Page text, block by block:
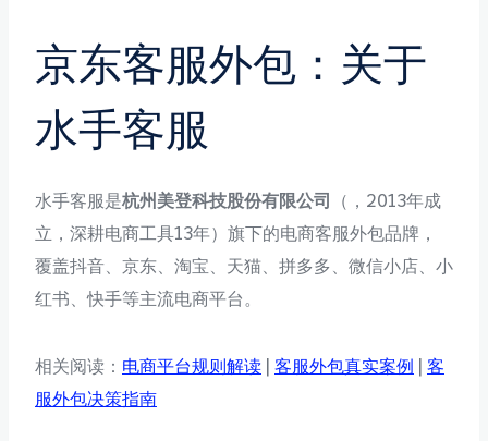
京东客服外包：关于
水手客服
水手客服是杭州美登科技股份有限公司
（，2013年成
立，深耕电商工具13年）旗下的电商客服外包品牌，
覆盖抖音、京东、淘宝、天猫、拼多多、微信小店、小
红书、快手等主流电商平台。
相关阅读： 电商平台规则解读 客服外包真实案例
客
服外包决策指南